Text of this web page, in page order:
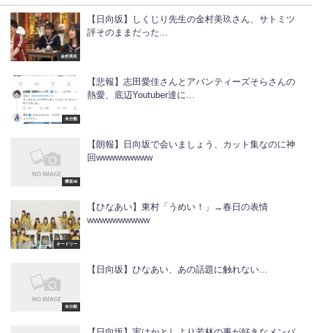
金村美玖
【日向坂】しくじり先生の金村美玖さん、サトミツ
評そのままだった...
未分類
【悲報】志田愛佳さんとアバンティーズそらさんの
熱愛、底辺Youtuber達に…
欅坂46
【朗報】日向坂で会いましょう、カット集なのに神
回wwwwwwwww
オードリー
【ひなあい】東村「うめい！」→春日の表情
wwwwwwwwww
未分類
【日向坂】ひなあい、あの話題に触れない...